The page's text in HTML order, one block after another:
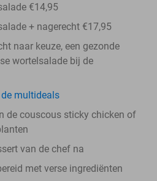
€14,95
+ nagerecht €17,95
naar keuze, een gezonde
wortelsalade bij de
multideals
de couscous sticky chicken of
van de chef na
met verse ingrediënten